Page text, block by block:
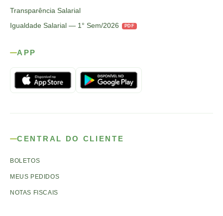
Transparência Salarial
Igualdade Salarial — 1° Sem/2026
PDF
APP
CENTRAL DO CLIENTE
BOLETOS
MEUS PEDIDOS
NOTAS FISCAIS